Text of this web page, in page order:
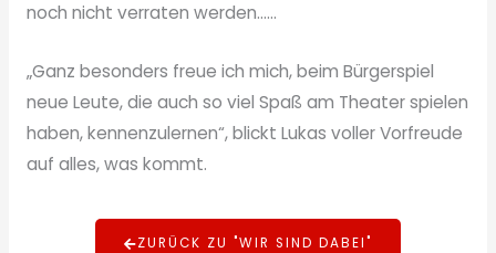
noch nicht verraten werden……
„Ganz besonders freue ich mich, beim Bürgerspiel
neue Leute, die auch so viel Spaß am Theater spielen
haben, kennenzulernen“, blickt Lukas voller Vorfreude
auf alles, was kommt.
ZURÜCK ZU "WIR SIND DABEI"